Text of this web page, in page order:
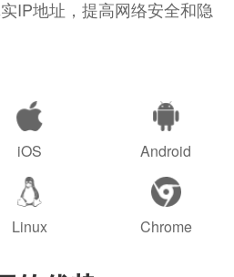
IP地址，提高网络安全和隐
iOS Android
Linux Chrome